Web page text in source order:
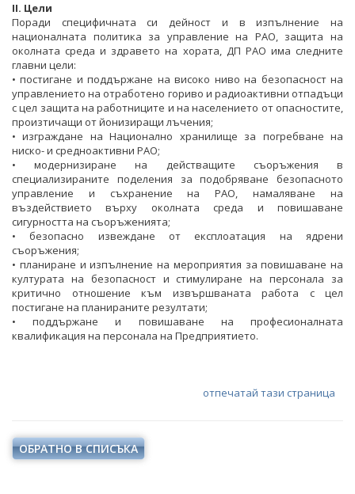
II. Цели
Поради специфичната си дейност и в изпълнение на
националната политика за управление на РАО, защита на
околната среда и здравето на хората, ДП РАО има следните
главни цели:
• постигане и поддържане на високо ниво на безопасност на
управлението на отработено гориво и радиоактивни отпадъци
с цел защита на работниците и на населението от опасностите,
произтичащи от йонизиращи лъчения;
• изграждане на Национално хранилище за погребване на
ниско- и средноактивни РАО;
• модернизиране на действащите съоръжения в
специализираните поделения за подобряване безопасното
управление и съхранение на РАО, намаляване на
въздействието върху околната среда и повишаване
сигурността на съоръженията;
• безопасно извеждане от експлоатация на ядрени
съоръжения;
• планиране и изпълнение на мероприятия за повишаване на
културата на безопасност и стимулиране на персонала за
критично отношение към извършваната работа с цел
постигане на планираните резултати;
• поддържане и повишаване на професионалната
квалификация на персонала на Предприятието.
отпечатай тази страница
ОБРАТНО В СПИСЪКА